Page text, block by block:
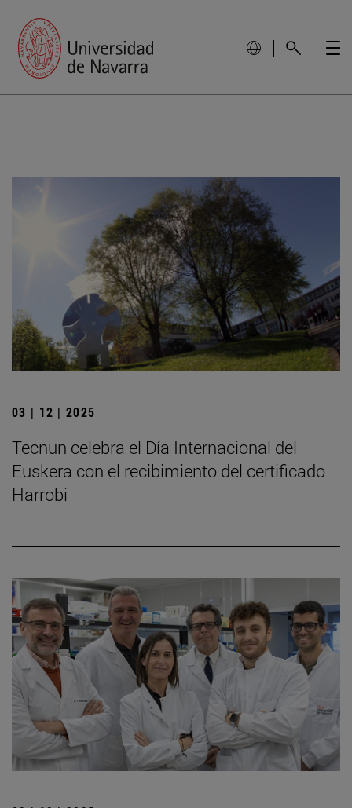
03 | 12 | 2025
Tecnun celebra el Día Internacional del
Euskera con el recibimiento del certificado
Harrobi